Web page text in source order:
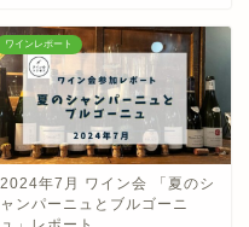
ワインレポート
2024年7月 ワイン会 「夏のシ
ャンパーニュとブルゴーニ